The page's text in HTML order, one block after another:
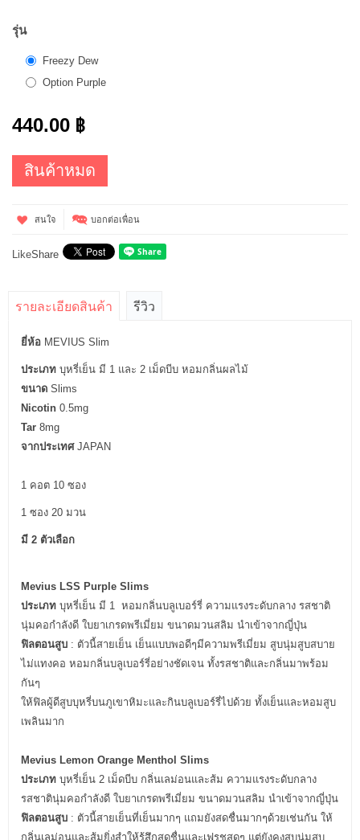
รุ่น
Freezy Dew
Option Purple
440.00 ฿
สินค้าหมด
สนใจ บอกต่อเพื่อน
LikeShare
รายละเอียดสินค้า รีวิว
ยี่ห้อ MEVIUS Slim
ประเภท บุหรี่เย็น มี 1 และ 2 เม็ดบีบ หอมกลิ่นผลไม้
ขนาด Slims
Nicotin 0.5mg
Tar 8mg
จากประเทศJAPAN
1 คอต 10 ซอง
1 ซอง 20 มวน
มี 2 ตัวเลือก
Mevius LSS Purple Slims
ประเภท บุหรี่เย็น มี 1 หอมกลิ่นบลูเบอร์รี่ ความแรงระดับกลาง รสชาติ
นุ่มคอกำลังดี ใบยาเกรดพรีเมี่ยม ขนาดมวนสลิม นำเข้าจากญี่ปุ่น
ฟิลตอนสูบ : ตัวนี้สายเย็น เย็นแบบพอดีๆมีความพรีเมี่ยม สูบนุ่มสูบสบาย
ไม่แทงคอ หอมกลิ่นบลูเบอร์รี่อย่างชัดเจน ทั้งรสชาติและกลิ่นมาพร้อม
กันๆ
ให้ฟิลผู้ดีสูบบุหรี่บนภูเขาหิมะและกินบลูเบอร์รี่ไปด้วย ทั้งเย็นและหอมสูบ
เพลินมาก
Mevius Lemon Orange Menthol Slims
ประเภท บุหรี่เย็น 2 เม็ดบีบ กลิ่นเลม่อนและส้ม ความแรงระดับกลาง
รสชาตินุ่มคอกำลังดี ใบยาเกรดพรีเมี่ยม ขนาดมวนสลิม นำเข้าจากญี่ปุ่น
ฟิลตอนสูบ : ตัวนี้สายเย็นที่เย็นมากๆ แถมยังสดชื่นมากๆด้วยเช่นกัน ให้
กลิ่นเลม่อนและส้มยิ่งสำให้รู้สึกสดชื่นและเฟรชสุดๆ แต่ยังคงสูบนุ่มสูบ